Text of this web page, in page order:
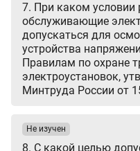
7. При каком условии
обслуживающие
допускаться для
устройства
Правилам по охране
электроустановок,
Минтруда России от
8. С какой целью
Не изучен